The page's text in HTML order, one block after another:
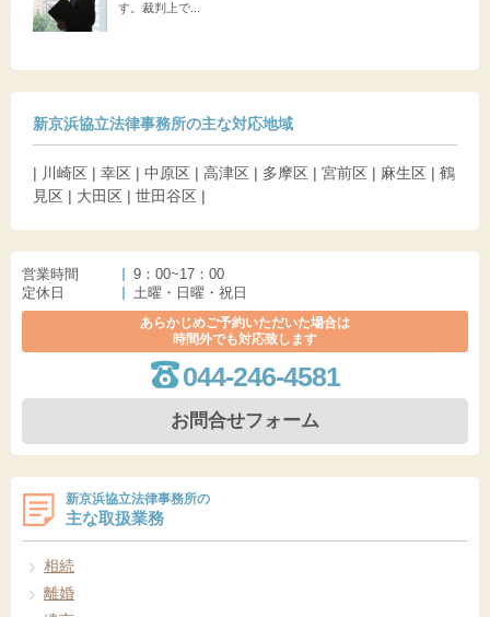
す。裁判上で...
新京浜協立法律事務所の主な対応地域
| 川崎区 | 幸区 | 中原区 | 高津区 | 多摩区 | 宮前区 | 麻生区 | 鶴
見区 | 大田区 | 世田谷区 |
営業時間
9：00~17：00
定休日
土曜・日曜・祝日
あらかじめご予約いただいた場合は
時間外でも対応致します
044-246-4581
お問合せフォーム
新京浜協立法律事務所の
主な取扱業務
相続
離婚